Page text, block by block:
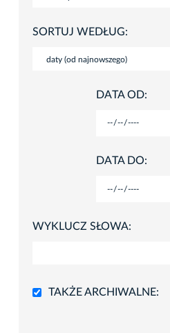
SORTUJ WEDŁUG:
DATA OD:
DATA DO:
WYKLUCZ SŁOWA:
TAKŻE ARCHIWALNE: